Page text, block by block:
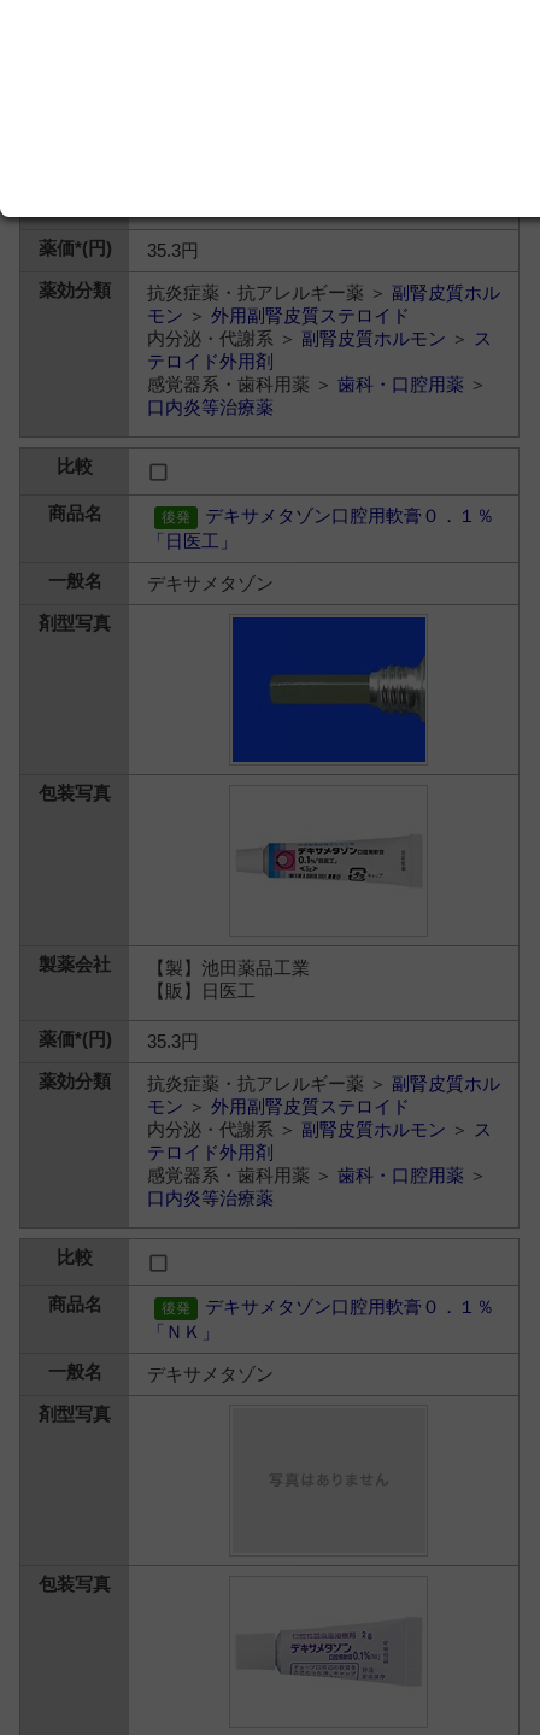
35.3円
抗炎症薬・抗アレルギー薬 ＞ 副腎皮質ホル
モン ＞外用副腎皮質ステロイド
内分泌・代謝系 ＞ 副腎皮質ホルモン ＞ ス
テロイド外用剤
感覚器系・歯科用薬 ＞歯科・口腔用薬 ＞
口内炎等治療薬
デキサメタゾン口腔用軟膏０．１％
「日医工」
デキサメタゾン
【製】池田薬品工業
【販】日医工
35.3円
抗炎症薬・抗アレルギー薬 ＞ 副腎皮質ホル
モン ＞外用副腎皮質ステロイド
内分泌・代謝系 ＞ 副腎皮質ホルモン ＞ ス
テロイド外用剤
感覚器系・歯科用薬 ＞歯科・口腔用薬 ＞
口内炎等治療薬
デキサメタゾン口腔用軟膏０．１％
「ＮＫ」
デキサメタゾン